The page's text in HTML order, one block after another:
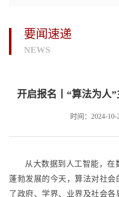
要闻速递
NEWS
开启报名丨“算法为人
时间：2024-
从大数据到人工智能，
蓬勃发展的今天，算法对社
了政府、学界、业界及社会各